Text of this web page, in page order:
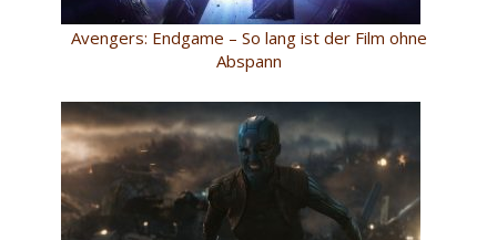
Avengers: Endgame – So lang ist der Film ohne
Abspann